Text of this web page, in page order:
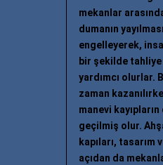
mekanlar
dumanın
engelleyerek,
bir şekilde
yardımcı olurlar.
zaman
manevi
geçilmiş olur.
kapıları, tasarım
açıdan da